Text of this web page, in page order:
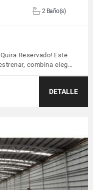
2 Baño(s)
Reservado! Este
combina eleg…
DETALLE